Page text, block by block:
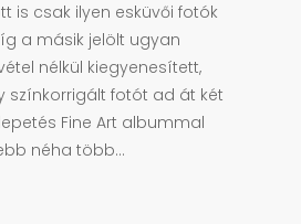
is csak ilyen esküvői fotók
a másik jelölt ugyan
nélkül kiegyenesített,
színkorrigált fotót ad át két
Fine Art albummal
néha több…